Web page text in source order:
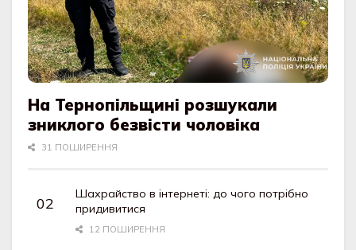
На Тернопільщині розшукали
зниклого безвісти чоловіка
31 ПОШИРЕННЯ
Шахрайство в інтернеті: до чого потрібно
придивитися
12 ПОШИРЕННЯ